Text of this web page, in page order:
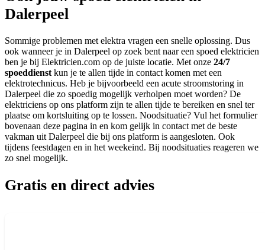
Dalerpeel
Sommige problemen met elektra vragen een snelle oplossing. Dus
ook wanneer je in Dalerpeel op zoek bent naar een spoed elektricien
ben je bij Elektricien.com op de juiste locatie. Met onze 24/7
spoeddienst kun je te allen tijde in contact komen met een
elektrotechnicus. Heb je bijvoorbeeld een acute stroomstoring in
Dalerpeel die zo spoedig mogelijk verholpen moet worden? De
elektriciens op ons platform zijn te allen tijde te bereiken en snel ter
plaatse om kortsluiting op te lossen. Noodsituatie? Vul het formulier
bovenaan deze pagina in en kom gelijk in contact met de beste
vakman uit Dalerpeel die bij ons platform is aangesloten. Ook
tijdens feestdagen en in het weekeind. Bij noodsituaties reageren we
zo snel mogelijk.
Gratis en direct advies